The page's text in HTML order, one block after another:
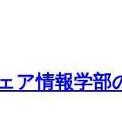
ア情報学部